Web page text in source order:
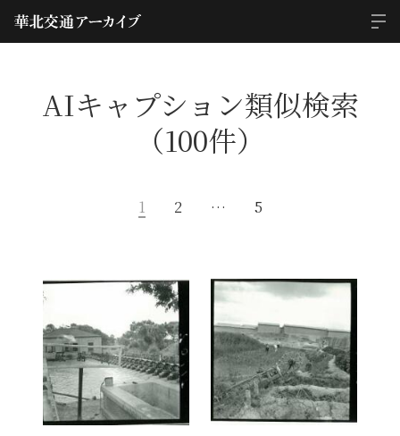
AIキャプション類似検索
（100件）
1 2 … 5